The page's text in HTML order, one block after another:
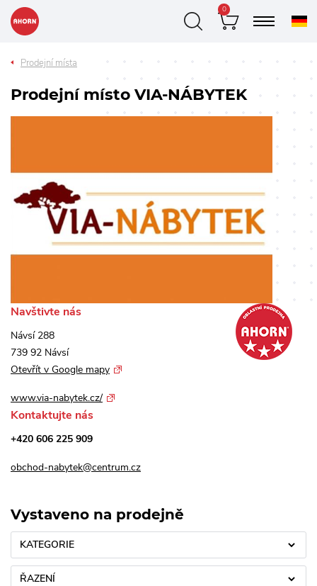
0
Prodejní místa
Prodejní místo VIA-NÁBYTEK
Navštivte nás
Návsí 288
739 92 Návsí
Otevřít v Google mapy
www.via-nabytek.cz/
Kontaktujte nás
+420 606 225 909
obchod-nabytek@centrum.cz
Vystaveno na prodejně
KATEGORIE
ŘAZENÍ